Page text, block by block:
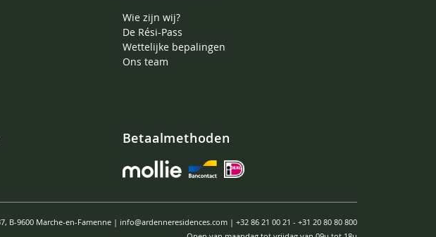
Wie zijn wij?
De Rési-Pass
Wettelijke bepalingen
Ons team
Betaalmethoden
B-9600 Marche-en-Famenne | info@ardenneresidences.com| +32 86 21 00 21 - +31 20 80 80 800